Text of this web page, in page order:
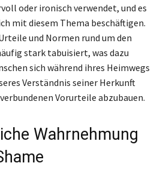
oder ironisch verwendet, und es
mit diesem Thema beschäftigen.
und Normen rund um den
stark tabuisiert, was dazu
sich während ihres Heimwegs
Verständnis seiner Herkunft
Vorurteile abzubauen.
Wahrnehmung